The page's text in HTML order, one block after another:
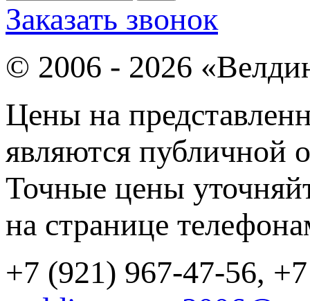
Заказать звонок
© 2006 - 2026
Цены на
являются публичной
Точные цены
на странице
+7 (921) 967-47-56,